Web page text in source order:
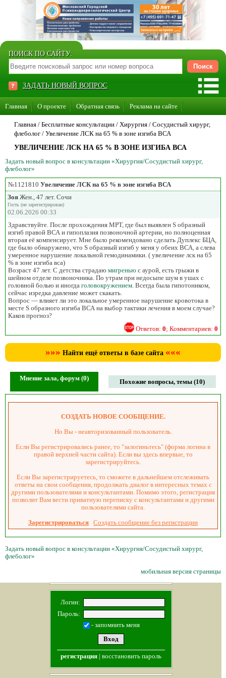
ПОИСК ПО САЙТУ:
ЗАДАТЬ НОВЫЙ ВОПРОС
Главная О проекте Обратная связь Реклама на сайте
Стать консультантом нашего сайта
Главная / Бесплатные консультации / Хирургия / Сосудистый хирург,
флеболог / Увеличение ЛСК на 65 % в зоне изгиба ВСА
УВЕЛИЧЕНИЕ ЛСК НА 65 % В ЗОНЕ ИЗГИБА ВСА
Задать новый вопрос в консультации «Хирургия/Сосудистый хирург,
флеболог»
№1121810 Увеличение ЛСК на 65 % в зоне изгиба ВСА
Зоя Жен., 47 лет. Сочи
Гость (не зарегистрирован)
02.06.2026 00:33
Здравствуйте. После прохождения МРТ, где был выявлен S образный
изгиб правой ВСА и гипоплазия позвоночной артерии, но полноценная
вторая её компенсирует. Мне было рекомендовано сделать Дуплекс БЦА,
где было обнаружено, что S образный изгиб у меня у обеих ВСА, а слева
умеренное нарушение локальной гемодинамики. ( увеличение лск на 65
% в зоне изгиба вса)
Возраст 47 лет. С детства страдаю мигренью с аурой, есть грыжи в
шейном отделе позвоночника. По утрам при недосыпе шум в ушах с
головной болью и иногда головокружением . Всегда была гипотоником,
сейчас изредка давление может скакать.
Вопрос — влияет ли это локальное умеренное нарушение кровотока в
месте S образного изгиба ВСА на выбор тактики лечения в моем случае?
Каков прогноз?
Ответов: 0; Комментариев: 0
»»» Найти ещё ответы в базе сайта «««
Мнение зала, форум (0) Похожие вопросы, темы (10)
СОЗДАТЬ НОВОЕ СООБЩЕНИЕ.
Но Вы - неавторизованный пользователь.
Если Вы регистрировались ранее, то "залогиньтесь" (форма логина в
правой верхней части сайта). Если вы здесь впервые, то
зарегистрируйтесь.
Если Вы зарегистрируетесь, то сможете в дальнейшем отслеживать
ответы на свои сообщения, продолжать диалог в интересных темах с
другими пользователями и консультантами. Помимо этого, регистрация
позволит Вам вести приватную переписку с консультантами и другими
пользователями сайта.
Зарегистрироваться Создать сообщение без регистрации
Задать новый вопрос в консультации «Хирургия/Сосудистый хирург,
флеболог»
мобильная версия страницы
Логин:
Пароль:
- запомнить меня
регистрация| восстановить пароль